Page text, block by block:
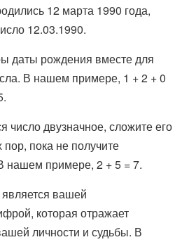
12 марта 1990 года,
12.03.1990.
даты рождения вместе для
В нашем примере, 1 + 2 + 0
число двузначное, сложите его
пока не получите
нашем примере, 2 + 5 = 7.
вашей
которая отражает
личности и судьбы. В